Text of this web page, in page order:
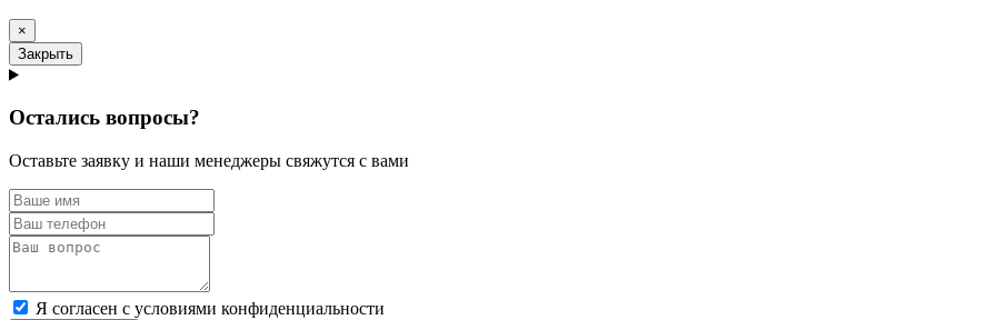
×
Закрыть
Остались вопросы?
Оставьте заявку и наши менеджеры свяжутся с вами
Я согласен с условиями конфиденциальности